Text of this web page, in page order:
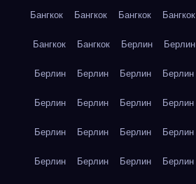
Бангкок Бангкок Бангкок Бангкок
Бангкок Бангкок Берлин Берлин
Берлин Берлин Берлин Берлин
Берлин Берлин Берлин Берлин
Берлин Берлин Берлин Берлин
Берлин Берлин Берлин Берлин